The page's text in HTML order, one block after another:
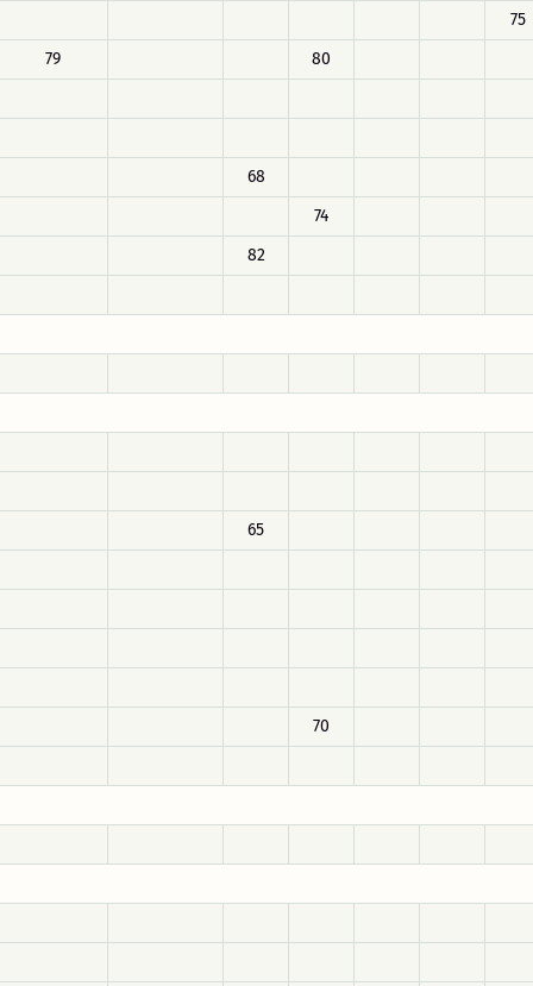
75
79
80
68
74
82
65
70